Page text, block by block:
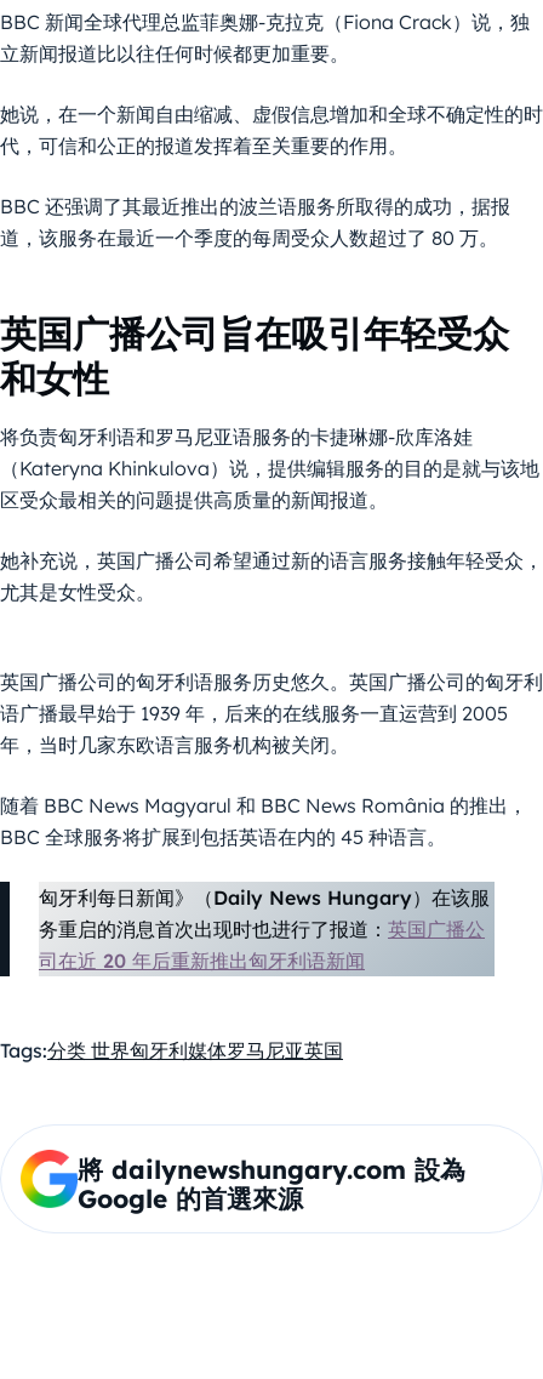
BBC 新闻全球代理总监菲奥娜-克拉克（Fiona Crack）说，独
立新闻报道比以往任何时候都更加重要。
她说，在一个新闻自由缩减、虚假信息增加和全球不确定性的时
代，可信和公正的报道发挥着至关重要的作用。
BBC 还强调了其最近推出的波兰语服务所取得的成功，据报
道，该服务在最近一个季度的每周受众人数超过了 80 万。
英国广播公司旨在吸引年轻受众
和女性
将负责匈牙利语和罗马尼亚语服务的卡捷琳娜-欣库洛娃
（Kateryna Khinkulova）说，提供编辑服务的目的是就与该地
区受众最相关的问题提供高质量的新闻报道。
她补充说，英国广播公司希望通过新的语言服务接触年轻受众，
尤其是女性受众。
英国广播公司的匈牙利语服务历史悠久。英国广播公司的匈牙利
语广播最早始于 1939 年，后来的在线服务一直运营到 2005
年，当时几家东欧语言服务机构被关闭。
随着 BBC News Magyarul 和 BBC News România 的推出，
BBC 全球服务将扩展到包括英语在内的 45 种语言。
匈牙利每日新闻》（Daily News Hungary）在该服
务重启的消息首次出现时也进行了报道： 英国广播公
司在近 20 年后重新推出匈牙利语新闻
Tags:分类 世界匈牙利媒体罗马尼亚英国
將 dailynewshungary.com 設為
Google 的首選來源